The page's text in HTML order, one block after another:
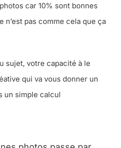
car 10% sont bonnes
n’est pas comme cela que ça
sujet, votre capacité à le
qui va vous donner un
un simple calcul